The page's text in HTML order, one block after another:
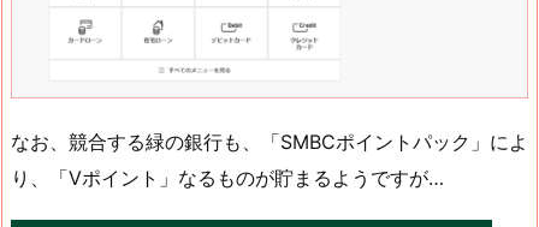
なお、競合する緑の銀行も、「SMBCポイントパック」によ
り、「Vポイント」なるものが貯まるようですが…